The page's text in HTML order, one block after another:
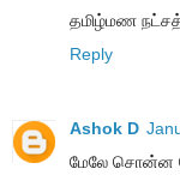
தமிழ்மண
Reply
Ashok D
மேலே சொன்ன